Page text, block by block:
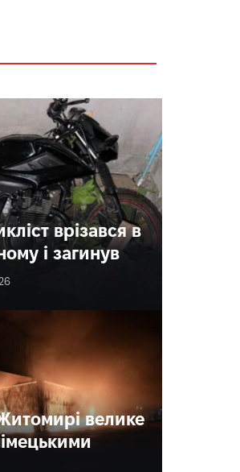
врізався в
і загинув
велике